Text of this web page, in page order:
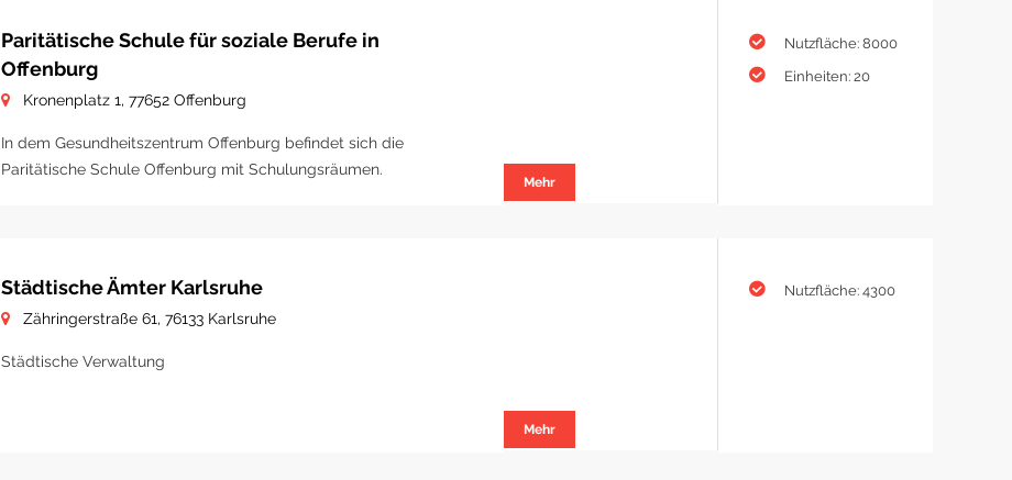
Paritätische Schule für soziale Berufe in
Offenburg
Kronenplatz 1, 77652 Offenburg
In dem Gesundheitszentrum Offenburg befindet sich die
Paritätische Schule Offenburg mit Schulungsräumen.
Mehr
Nutzfläche: 8000
Einheiten: 20
Städtische Ämter Karlsruhe
Zähringerstraße 61, 76133 Karlsruhe
Städtische Verwaltung
Mehr
Nutzfläche: 4300